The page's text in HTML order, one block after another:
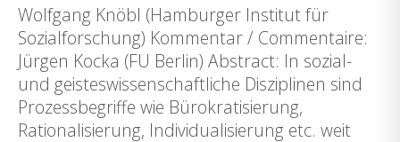
Wolfgang Knöbl (Hamburger Institut für
Sozialforschung) Kommentar / Commentaire:
Jürgen Kocka (FU Berlin) Abstract: In sozial-
und geisteswissenschaftliche Disziplinen sind
Prozessbegriffe wie Bürokratisierung,
Rationalisierung, Individualisierung etc. weit